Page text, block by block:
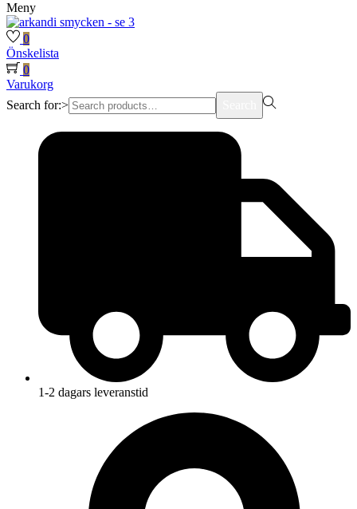
Meny
0
Önskelista
0
Varukorg
Search for:>
1-2 dagars leveranstid